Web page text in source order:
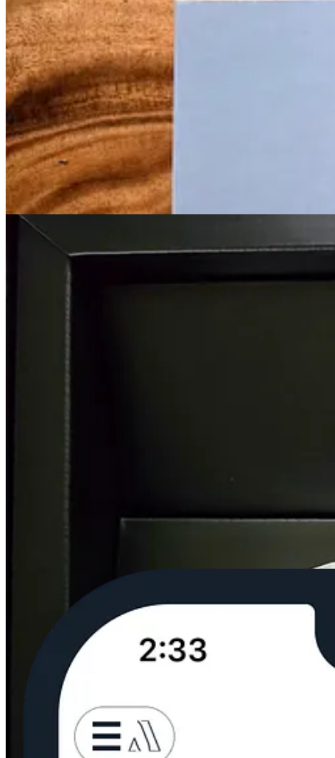
La pantalla, por si tenías duda, es una
. Nada
encajan perfecto.El Carver puede mostrar dos fotos en formato
Detalles que suman (sí, incluso el cargador)
Suena raro, pero hasta el cable y el conector propietario tienen su
toscos o feos. Aquí no pasa eso; todo combina.
Aquí es donde el Aura deja de ser sólo un marco bonito y se convierte